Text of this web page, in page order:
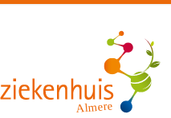
Almere